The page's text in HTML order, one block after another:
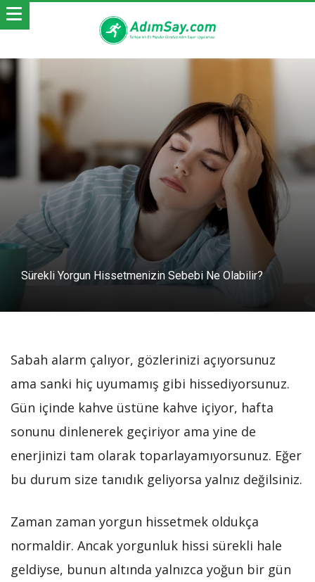
Sürekli Yorgun Hissetmenizin Sebebi Ne Olabilir?
Sabah alarm çalıyor, gözlerinizi açıyorsunuz
ama sanki hiç uyumamış gibi hissediyorsunuz.
Gün içinde kahve üstüne kahve içiyor, hafta
sonunu dinlenerek geçiriyor ama yine de
enerjinizi tam olarak toparlayamıyorsunuz. Eğer
bu durum size tanıdık geliyorsa yalnız değilsiniz.
Zaman zaman yorgun hissetmek oldukça
normaldir. Ancak yorgunluk hissi sürekli hale
geldiyse, bunun altında yalnızca yoğun bir gün